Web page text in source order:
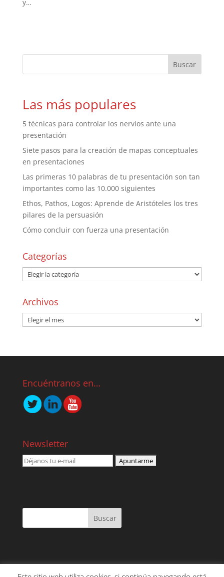
y…
Las más populares
5 técnicas para controlar los nervios ante una
presentación
Siete pasos para la creación de mapas conceptuales
en presentaciones
Las primeras 10 palabras de tu presentación son tan
importantes como las 10.000 siguientes
Ethos, Pathos, Logos: Aprende de Aristóteles los tres
pilares de la persuasión
Cómo concluir con fuerza una presentación
Categorías
Archivos
Encuéntranos en…
Newsletter